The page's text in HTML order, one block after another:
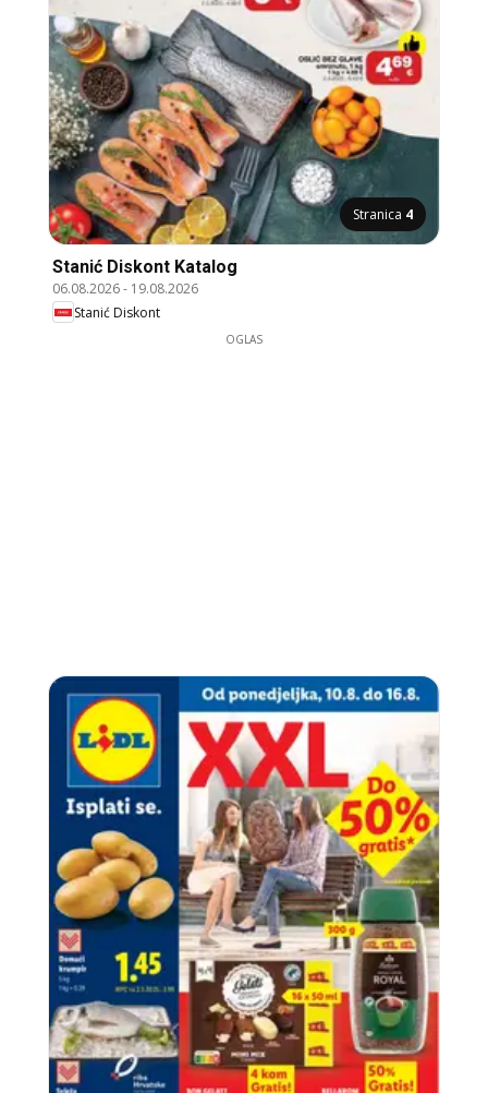
Stranica 4
Stanić Diskont Katalog
06.08.2026- 19.08.2026
Stanić Diskont
OGLAS